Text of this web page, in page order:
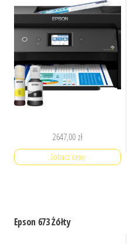
2647,00 zł
Zobacz cenę
Epson 673 Żółty